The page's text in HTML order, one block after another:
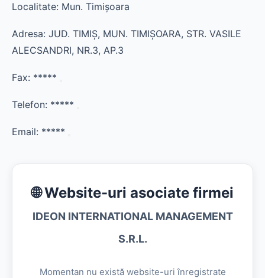
Localitate: Mun. Timişoara
Adresa: JUD. TIMIŞ, MUN. TIMIŞOARA, STR. VASILE
ALECSANDRI, NR.3, AP.3
Fax: *****
Telefon: *****
Email: *****
🌐 Website-uri asociate firmei
IDEON INTERNATIONAL MANAGEMENT
S.R.L.
Momentan nu există website-uri înregistrate